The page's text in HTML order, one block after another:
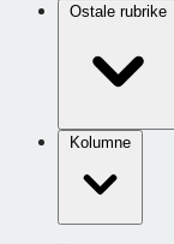
Ostale rubrike
Kolumne